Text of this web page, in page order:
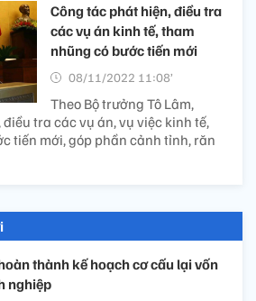
Công tác phát hiện, điều tra
các vụ án kinh tế, tham
nhũng có bước tiến mới
08/11/2022 11:08’
Theo Bộ trưởng Tô Lâm,
tra các vụ án, vụ việc kinh tế,
tiến mới, góp phần cảnh tỉnh, răn
thành kế hoạch cơ cấu lại vốn
nghiệp